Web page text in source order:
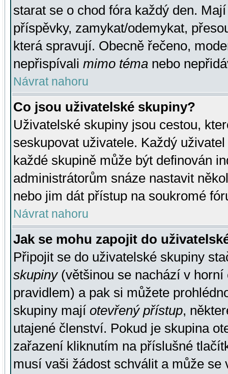
starat se o chod fóra každý den.
příspěvky, zamykat/odemykat,
která spravují. Obecně řečeno,
nepřispívali mimo téma nebo
Návrat nahoru
Co jsou uživatelské skupiny?
Uživatelské skupiny jsou cestou,
seskupovat uživatele. Každý
každé skupině může být definován
administrátorům snáze nastavit
nebo jim dát přístup na soukromé
Návrat nahoru
Jak se mohu zapojit do
Připojit se do uživatelské skupiny
skupiny(většinou se nachází v horní
pravidlem) a pak si můžete
skupiny mají otevřený přístup,
utajené členství. Pokud je skupina
zařazení kliknutím na příslušné
musí vaši žádost schválit a může se